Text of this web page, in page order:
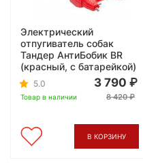
Электрический
отпугиватель собак
Тандер АнтиБобик BR
(красный, с батарейкой)
5.0
Товар в наличии
3 790
8 420
В КОРЗИНУ